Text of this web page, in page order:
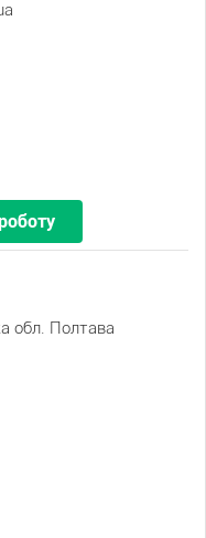
обл. Полтава